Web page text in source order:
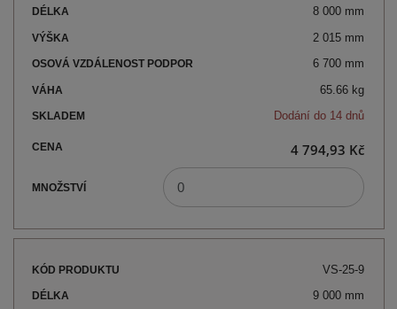
8 000 mm
2 015 mm
6 700 mm
65.66 kg
Dodání do 14 dnů
4 794,93 Kč
VS-25-9
9 000 mm